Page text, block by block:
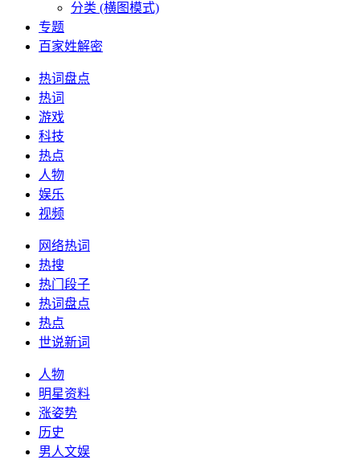
分类 (横图模式)
专题
百家姓解密
热词盘点
热词
游戏
科技
热点
人物
娱乐
视频
网络热词
热搜
热门段子
热词盘点
热点
世说新词
人物
明星资料
涨姿势
历史
男人文娱